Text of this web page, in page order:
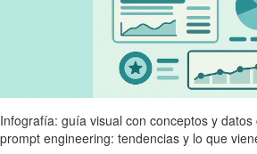
Infografía: guía visual con conceptos y
prompt engineering: tendencias y lo que